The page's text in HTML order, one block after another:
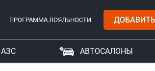
ПРОГРАММА ЛОЯЛЬНОСТИ
АЗС АВТОСАЛОНЫ